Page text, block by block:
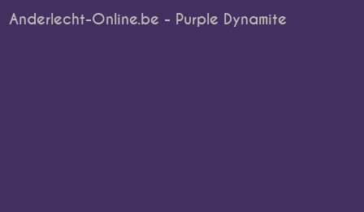
Anderlecht-Online.be - Purple Dynamite